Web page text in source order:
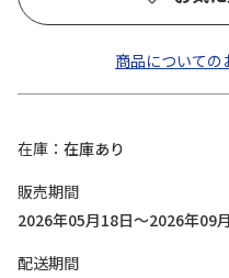
商品についての
在庫
在庫あり
販売期間
2026年05月18日～2026年09
配送期間